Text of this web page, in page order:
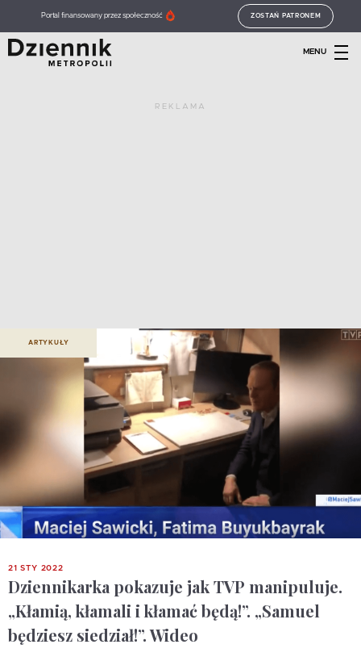
Portal finansowany przez społeczność ZOSTAŃ PATRONEM
MENU
REKLAMA
ARTYKUŁY
21 STY 2022
Dziennikarka pokazuje jak TVP manipuluje.
„Kłamią, kłamali i kłamać będą!”. „Samuel
będziesz siedział!”. Wideo